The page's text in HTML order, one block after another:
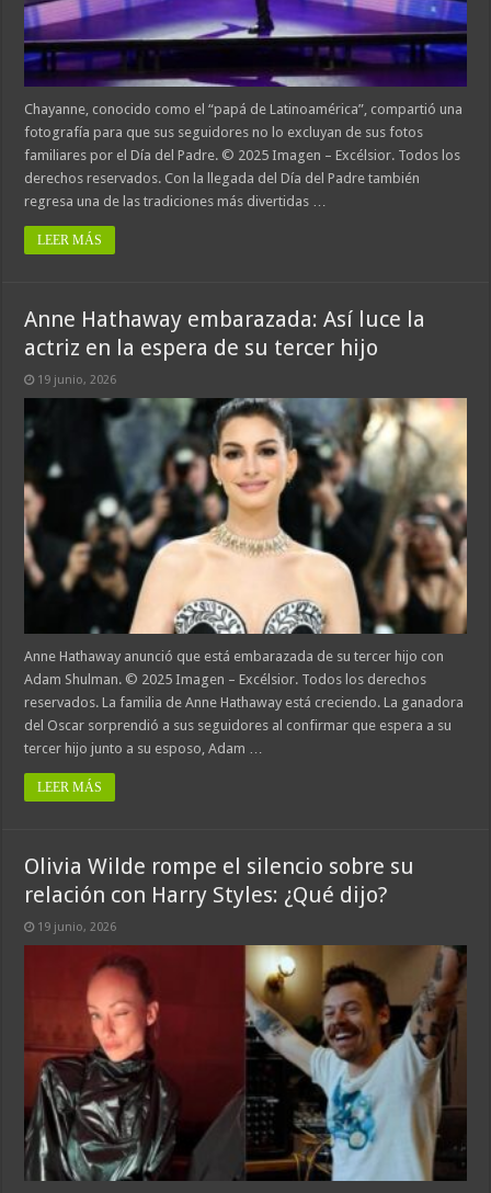
Chayanne, conocido como el “papá de Latinoamérica”, compartió una
fotografía para que sus seguidores no lo excluyan de sus fotos
familiares por el Día del Padre. © 2025 Imagen – Excélsior. Todos los
derechos reservados. Con la llegada del Día del Padre también
regresa una de las tradiciones más divertidas …
LEER MÁS
Anne Hathaway embarazada: Así luce la
actriz en la espera de su tercer hijo
19 junio, 2026
Anne Hathaway anunció que está embarazada de su tercer hijo con
Adam Shulman. © 2025 Imagen – Excélsior. Todos los derechos
reservados. La familia de Anne Hathaway está creciendo. La ganadora
del Oscar sorprendió a sus seguidores al confirmar que espera a su
tercer hijo junto a su esposo, Adam …
LEER MÁS
Olivia Wilde rompe el silencio sobre su
relación con Harry Styles: ¿Qué dijo?
19 junio, 2026